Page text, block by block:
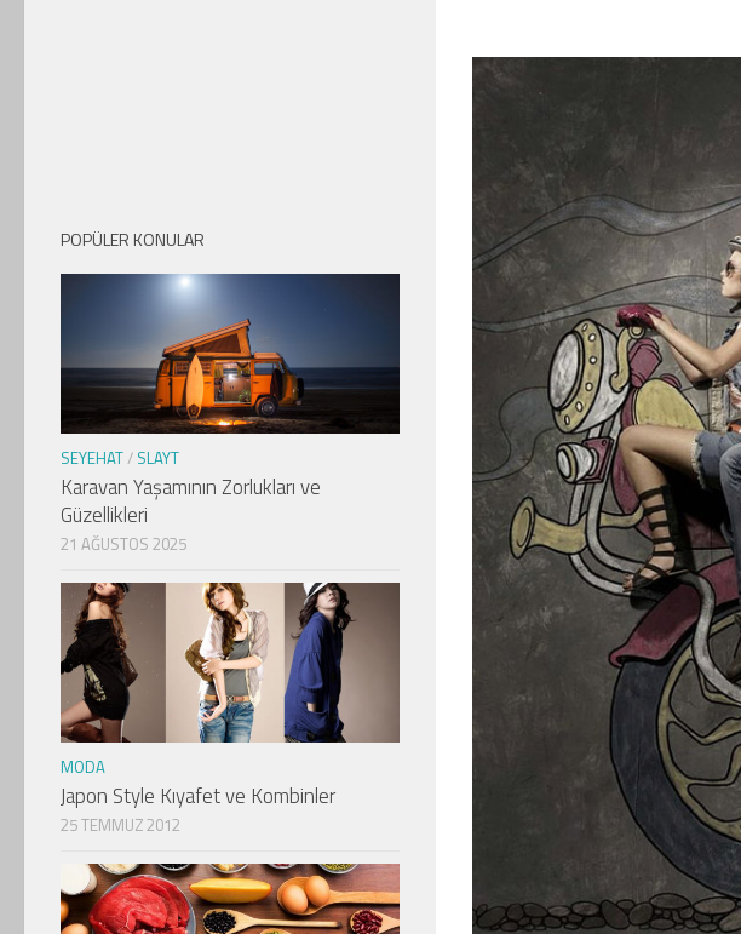
POPÜLER KONULAR
SEYEHAT/ SLAYT
Karavan Yaşamının Zorlukları ve
Güzellikleri
21 AĞUSTOS 2025
MODA
Japon Style Kıyafet ve Kombinler
25 TEMMUZ 2012